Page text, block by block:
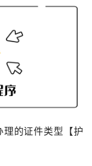
的证件类型【护